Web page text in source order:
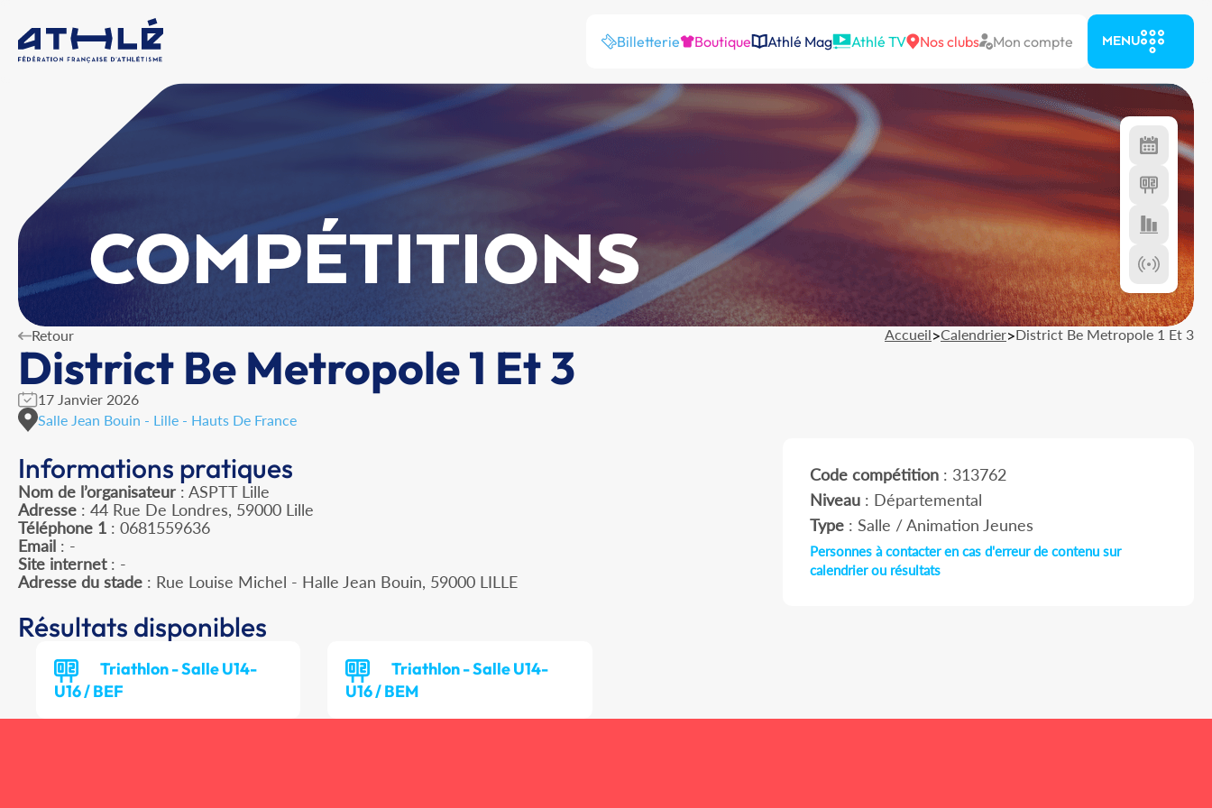
Billetterie Boutique Athlé Mag Athlé TV Nos clubs Mon compte MENU
COMPÉTITIONS
Retour Accueil>Calendrier>District Be Metropole 1 Et 3
District Be Metropole 1 Et 3
17 Janvier 2026
Salle Jean Bouin - Lille - Hauts De France
Informations pratiques
Nom de l’organisateur : ASPTT Lille
Adresse : 44 Rue De Londres, 59000 Lille
Téléphone 1 : 0681559636
Email : -
Site internet: -
Adresse du stade : Rue Louise Michel - Halle Jean Bouin, 59000 LILLE
Code compétition: 313762
Niveau: Départemental
Type: Salle / Animation Jeunes
Personnes à contacter en cas d'erreur de contenu sur
calendrier ou résultats
Résultats disponibles
Triathlon - Salle U14-
U16 / BEF
Triathlon - Salle U14-
U16 / BEM